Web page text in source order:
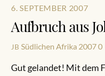
6. SEPTEMBER 2007
Aufbruch aus
JB Südlichen Afrika 20070
Gut gelandet! Mit dem